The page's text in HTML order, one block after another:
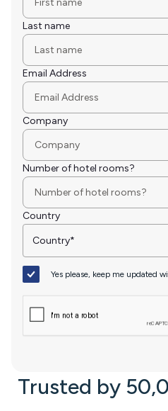
Last name
Email Address
Company
Number of hotel rooms?
Country
Yes please, keep me updated
Trusted by